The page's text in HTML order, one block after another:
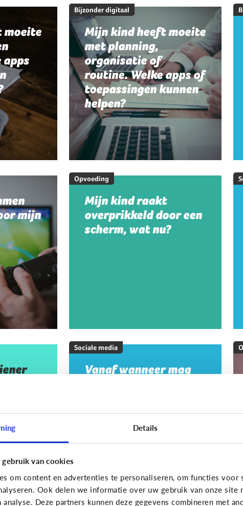
Details
van cookies
om content en advertenties te personaliseren, om functies voor
Ook delen we informatie over uw gebruik van onze site
analyse. Deze partners kunnen deze gegevens combineren met
moeite
apps
Bijzonder digitaal
Mijn kind heeft moeite
met planning,
organisatie of
routine. Welke apps of
toepassingen kunnen
helpen?
mijn
Opvoeding
Mijn kind raakt
overprikkeld door een
scherm, wat nu?
En
Sociale media
Vanaf wanneer mag